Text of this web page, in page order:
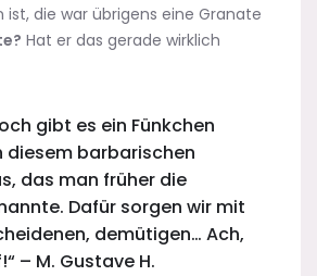
die war übrigens eine Granate
Hat er das gerade wirklich
gibt es ein Fünkchen
diesem barbarischen
das man früher die
Dafür sorgen wir mit
demütigen… Ach,
– M. Gustave H.